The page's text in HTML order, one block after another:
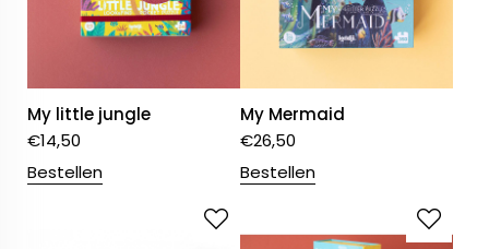
My little jungle
€14,50
Bestellen
My Mermaid
€26,50
Bestellen